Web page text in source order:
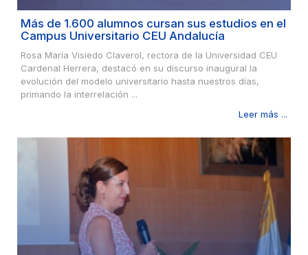
Más de 1.600 alumnos cursan sus estudios en el
Campus Universitario CEU Andalucía
Rosa María Visiedo Claverol, rectora de la Universidad CEU
Cardenal Herrera, destacó en su discurso inaugural la
evolución del modelo universitario hasta nuestros días,
primando la interrelación ...
Leer más ...